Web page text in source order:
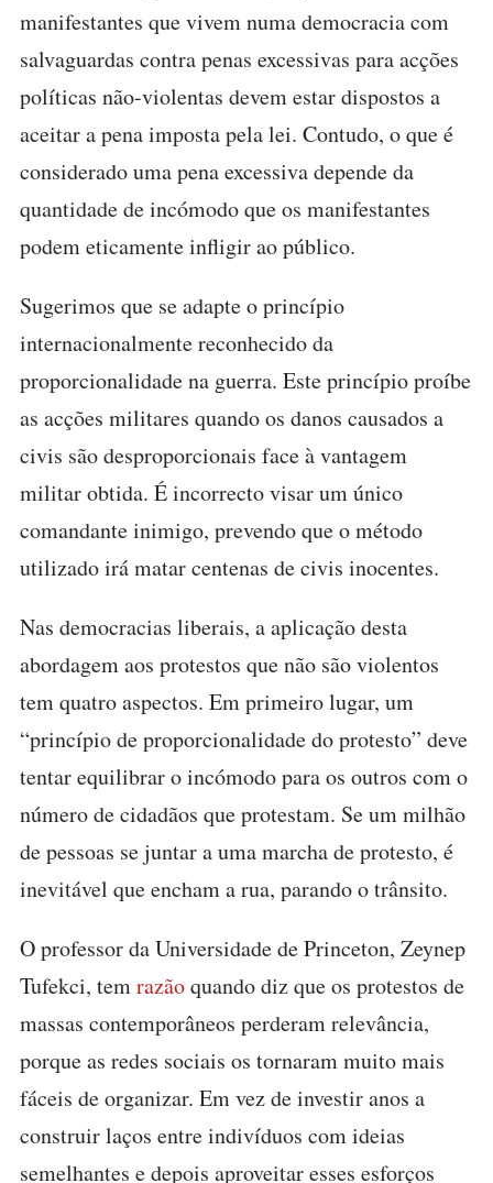
manifestantes que vivem numa democracia com
salvaguardas contra penas excessivas para acções
políticas não-violentas devem estar dispostos a
aceitar a pena imposta pela lei. Contudo, o que é
considerado uma pena excessiva depende da
quantidade de incómodo que os manifestantes
podem eticamente infligir ao público.
Sugerimos que se adapte o princípio
internacionalmente reconhecido da
proporcionalidade na guerra. Este princípio proíbe
as acções militares quando os danos causados a
civis são desproporcionais face à vantagem
militar obtida. É incorrecto visar um único
comandante inimigo, prevendo que o método
utilizado irá matar centenas de civis inocentes.
Nas democracias liberais, a aplicação desta
abordagem aos protestos que não são violentos
tem quatro aspectos. Em primeiro lugar, um
“princípio de proporcionalidade do protesto” deve
tentar equilibrar o incómodo para os outros com o
número de cidadãos que protestam. Se um milhão
de pessoas se juntar a uma marcha de protesto, é
inevitável que encham a rua, parando o trânsito.
O professor da Universidade de Princeton, Zeynep
Tufekci, temrazãoquando diz que os protestos de
massas contemporâneos perderam relevância,
porque as redes sociais os tornaram muito mais
fáceis de organizar. Em vez de investir anos a
construir laços entre indivíduos com ideias
semelhantes e depois aproveitar esses esforços